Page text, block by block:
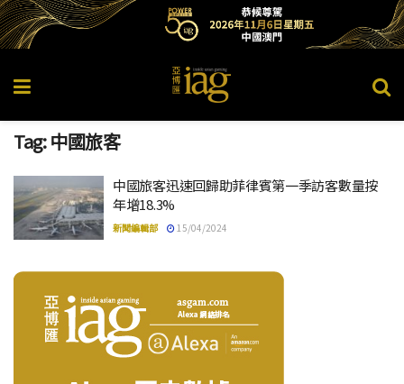
Tag:中國旅客
中國旅客迅速回歸助菲律賓第一季訪客數量按
年增18.3%
新聞編輯部 15/04/2024